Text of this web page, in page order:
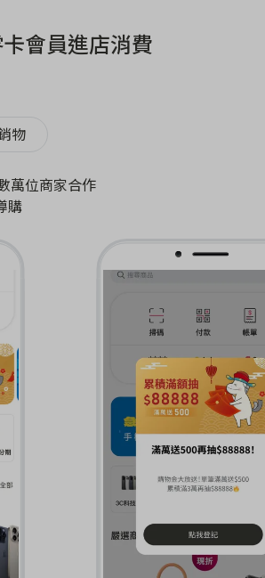
會員進店消費
物
萬位商家合作
購